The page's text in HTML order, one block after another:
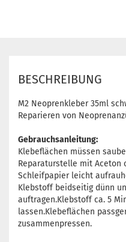
BESCHREIBUNG
M2 Neoprenkleber 35ml
Reparieren von
Gebrauchsanleitung:
Klebeflächen müssen
Reparaturstelle mit Aceton
Schleifpapier leicht
Klebstoff beidseitig dünn
auftragen.Klebstoff ca. 5
lassen.Klebeflächen
zusammenpressen.